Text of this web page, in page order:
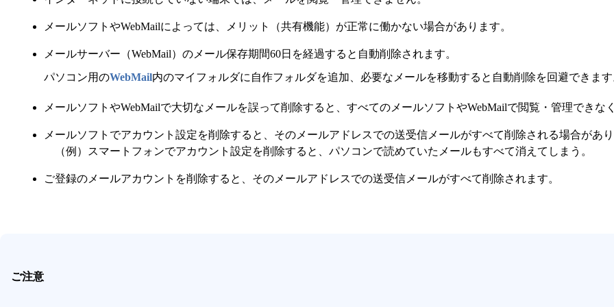
メールソフトやWebMailによっては、メリット（共有機能）が正常に働かない場合があります。
メールサーバー（WebMail）のメール保存期間60日を経過すると自動削除されます。
パソコン用のWebMail内のマイフォルダに自作フォルダを追加、必要なメールを移動すると自動削除を回避できます
メールソフトやWebMailで大切なメールを誤って削除すると、すべてのメールソフトやWebMailで閲覧・管理できな
メールソフトでアカウント設定を削除すると、そのメールアドレスでの送受信メールがすべて削除される場合があり
（例）スマートフォンでアカウント設定を削除すると、パソコンで読めていたメールもすべて消えてしまう。
ご登録のメールアカウントを削除すると、そのメールアドレスでの送受信メールがすべて削除されます。
ご注意